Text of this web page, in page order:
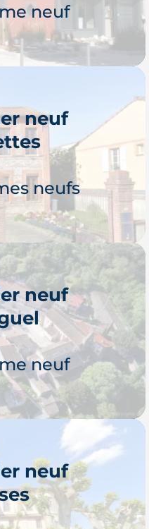
neuf
neuf
neufs
neuf
neuf
neuf